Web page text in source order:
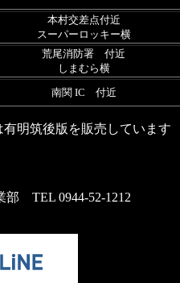
本村交差点付近
スーパーロッキー横
荒尾消防署 付近
しまむら横
南関 IC 付近
明筑後版を販売しています
TEL 0944-52-1212